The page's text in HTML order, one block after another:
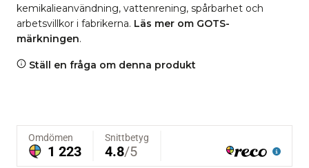
kemikalieanvändning, vattenrening, spårbarhet och
arbetsvillkor i fabrikerna. Läs mer om GOTS-
märkningen.
Ställ en fråga om denna produkt